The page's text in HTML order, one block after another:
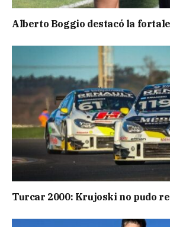
Alberto Boggio destacó la
Turcar 2000: Krujoski no pudo